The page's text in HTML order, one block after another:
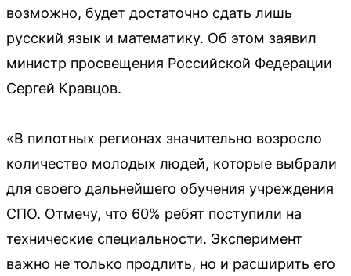
возможно, будет достаточно сдать лишь
русский язык и математику. Об этом заявил
министр просвещения Российской Федерации
Сергей Кравцов.
«В пилотных регионах значительно возросло
количество молодых людей, которые выбрали
для своего дальнейшего обучения учреждения
СПО. Отмечу, что 60% ребят поступили на
технические специальности. Эксперимент
важно не только продлить, но и расширить его